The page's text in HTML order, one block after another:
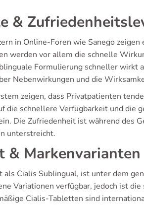
&
in Online-Foren wie Sanego
werden vor allem die schnelle
Formulierung schneller
Nebenwirkungen und die
zeigen, dass Privatpatienten
die schnellere Verfügbarkeit und die
Die Zufriedenheit ist während des
unterstreicht.
& Markenvarianten
als Cialis Sublingual, ist unter dem
Variationen verfügbar, jedoch ist
Cialis-Tabletten sind